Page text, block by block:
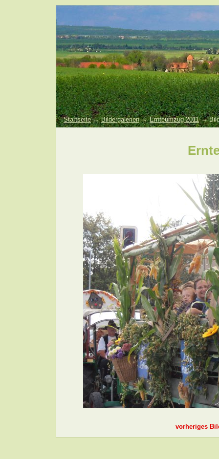
Startseite→Bildergalerien→Ernteumzug 2011→
vorheriges